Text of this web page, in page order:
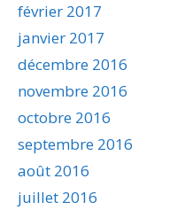
février 2017
janvier 2017
décembre 2016
novembre 2016
octobre 2016
septembre 2016
août 2016
juillet 2016